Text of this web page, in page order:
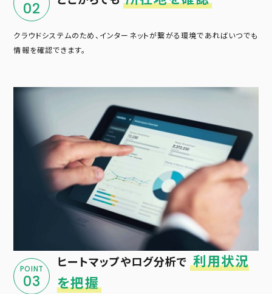
02
クラウドシステムのため、インターネットが繋がる環境であればいつでも
情報を確認できます。
POINT
03
ヒートマップやログ分析で 利用状況
を把握